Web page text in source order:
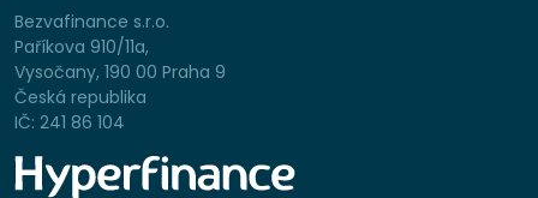
Bezvafinance s.r.o.
Paříkova 910/11a,
Vysočany, 190 00 Praha 9
Česká republika
IČ: 241 86 104